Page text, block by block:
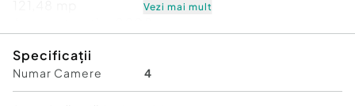
Compartimentare:
-2 dormitoare
-1 living spatios
Vezi mai mult
Specificații
Numar Camere 4